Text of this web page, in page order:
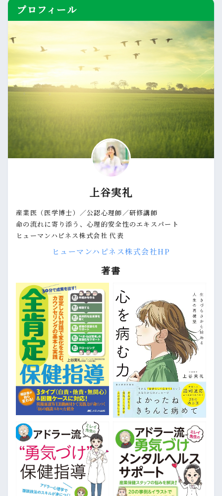
プロフィール
上谷実礼
産業医（医学博士）／公認心理師／研修講師
命の流れに寄り添う、心理的安全性のエキスパート
ヒューマンハピネス株式会社 代表
ヒューマンハピネス株式会社HP
著書